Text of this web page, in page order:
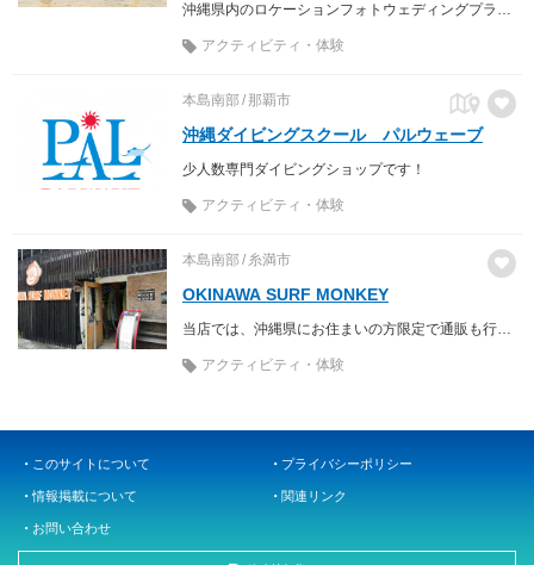
アクティビティ・体験
本島南部 那覇市
沖縄ダイビングスクール パルウェーブ
少人数専門ダイビングショップです！
アクティビティ・体験
本島南部 糸満市
OKINAWA SURF MONKEY
当店では、沖縄県にお住まいの方限定で通販も行っております。 サーフボード、サーフギア、ウェットスーツなどをサーフィン用品を数多く取り扱っておりますので、是非ご覧ください。
アクティビティ・体験
このサイトについて プライバシーポリシー
情報掲載について 関連リンク
お問い合わせ